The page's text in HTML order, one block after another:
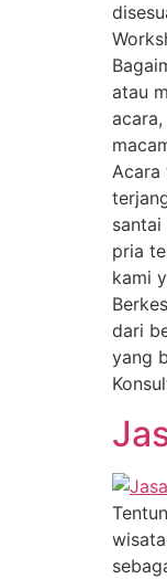
atau
Acara
pria
kami
dari
yang